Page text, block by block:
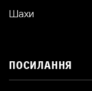
Шахи
ПОСИЛАННЯ